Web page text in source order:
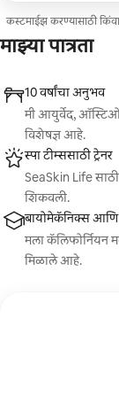
कस्टमाईझ करण्यासाठी
माझ्या पात्रता
10 वर्षांचा अनुभव
मी आयुर्वेद,
विशेषज्ञ आहे.
स्पा टीम्ससाठी ट्रेनर
SeaSkin Life
शिकवली.
बायोमेकॅनिक्स
मला कॅलिफोर्नियन
मिळाले आहे.